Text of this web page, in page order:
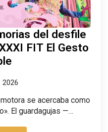
del desfile
FIT El Gesto
2026
se acercaba como
El guardagujas —…